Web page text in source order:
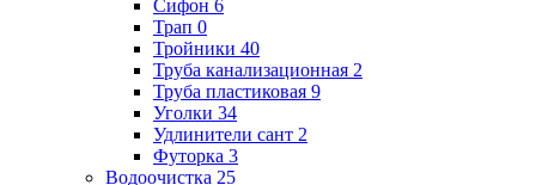
Сифон 6
Трап 0
Тройники 40
Труба канализационная 2
Труба пластиковая 9
Уголки 34
Удлинители сант 2
Футорка 3
Водоочистка 25